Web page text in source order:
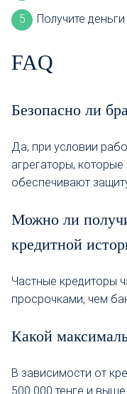
Получите
FAQ
Безопасно ли
Да, при условии
агрегаторы,
обеспечивают
Можно ли
кредитной
Частные кредиторы
просрочками, чем
Какой
В зависимости от
500 000 тенге и